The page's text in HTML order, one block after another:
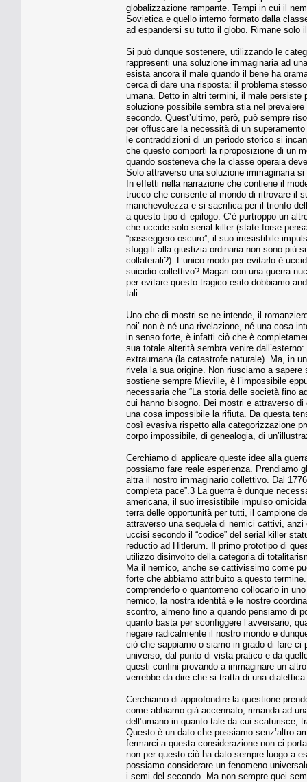
globalizzazione rampante. Tempi in cui il
Sovietica e quello interno formato dalla
ad espandersi su tutto il globo. Rimane solo
Si può dunque sostenere, utilizzando le
rappresenti una soluzione immaginaria ad
esista ancora il male quando il bene ha
cerca di dare una risposta: il problema
umana. Detto in altri termini, il male persiste
soluzione possibile sembra stia nel
secondo. Quest’ultimo, però, può sempre
per offuscare la necessità di un
le contraddizioni di un periodo storico si
che questo comporti la riproposizione di un
quando sosteneva che la classe operaia
Solo attraverso una soluzione immaginaria
In effetti nella narrazione che contiene il
trucco che consente al mondo di ritrovare il
manchevolezza e si sacrifica per il trionfo
a questo tipo di epilogo. C’è purtroppo un
che uccide solo serial killer (state forse
“passeggero oscuro”, il suo irresistibile
sfuggiti alla giustizia ordinaria non sono più
collaterali?). L’unico modo per evitarlo è
suicidio collettivo? Magari con una guerra
per evitare questo tragico esito dobbiamo
tali.
Uno che di mostri se ne intende, il
noi’ non è né una rivelazione, né una cosa
in senso forte, è infatti ciò che è
sua totale alterità sembra venire
extraumana (la catastrofe naturale). Ma, in
rivela la sua origine. Non riusciamo a
sostiene sempre Mieville, è l’impossibile
necessaria che “La storia delle società fino
cui hanno bisogno. Dei mostri e attraverso
una cosa impossibile la rifiuta. Da questa
così evasiva rispetto alla categorizzazione
corpo impossibile, di genealogia, di
Cerchiamo di applicare queste idee alla
possiamo fare reale esperienza. Prendiamo
altra il nostro immaginario collettivo. Dal
completa pace”.3 La guerra è dunque
americana, il suo irresistibile impulso
terra delle opportunità per tutti, il campione
attraverso una sequela di nemici cattivi,
uccisi secondo il “codice” del serial killer
reductio ad Hitlerum. Il primo prototipo di
utilizzo disinvolto della categoria di
Ma il nemico, anche se cattivissimo come
forte che abbiamo attribuito a questo
comprenderlo o quantomeno collocarlo in
nemico, la nostra identità e le nostre
scontro, almeno fino a quando pensiamo di
quanto basta per sconfiggere l’avversario,
negare radicalmente il nostro mondo e
ciò che sappiamo o siamo in grado di fare
universo, dal punto di vista pratico e da
questi confini provando a immaginare un
verrebbe da dire che si tratta di una
Cerchiamo di approfondire la questione
come abbiamo già accennato, rimanda ad
dell’umano in quanto tale da cui scaturisce,
Questo è un dato che possiamo senz’altro
fermarci a questa considerazione non ci
non per questo ciò ha dato sempre luogo a
possiamo considerare un fenomeno
i semi del secondo. Ma non sempre quei